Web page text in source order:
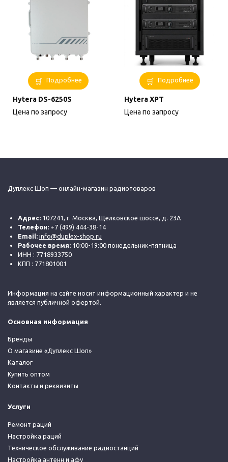
Подробнее
Hytera DS-6250S
Цена по запросу
Подробнее
Hytera XPT
Цена по запросу
Дуплекс Шоп — онлайн-магазин радиотоваров
Адрес: 107241, г. Москва, Щелковское шоссе, д. 23А
Телефон: +7 (499) 444-38-14
Email: info@duplex-shop.ru
Рабочее время: 10:00-19:00 понедельник-пятница
ИНН : 7718933750
КПП : 771801001
Информация на сайте носит информационный характер и не
является публичной офертой.
Основная информация
Бренды
О магазине «Дуплекс Шоп»
Каталог
Купить оптом
Контакты и реквизиты
Услуги
Ремонт раций
Настройка раций
Техническое обслуживание радиостанций
Настройка антенн и афу